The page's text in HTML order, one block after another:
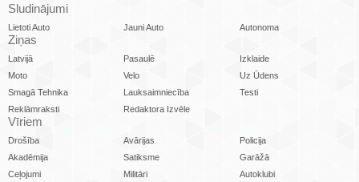
Sludinājumi
Lietoti Auto Jauni Auto Autonoma
Ziņas
Latvijā Pasaulē
Izklaide
Moto
Velo
Uz Ūdens
Smagā Tehnika
Lauksaimniecība
Testi
Reklāmraksti
Redaktora Izvēle
Vīriem
Drošība Avārijas
Policija
Akadēmija
Satiksme
Garāžā
Ceļojumi
Militāri
Autoklubi